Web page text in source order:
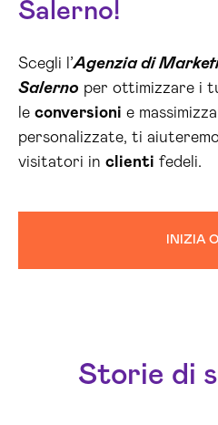
Salerno!
Scegli l’Agenzia di
Salerno per ottimizzare i
le conversioni e
personalizzate, ti
visitatori in clienti fedeli.
INIZIA
Storie di